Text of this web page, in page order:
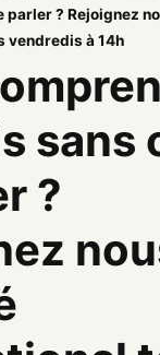
parler ? Rejoignez
vendredis à 14h
sans
?